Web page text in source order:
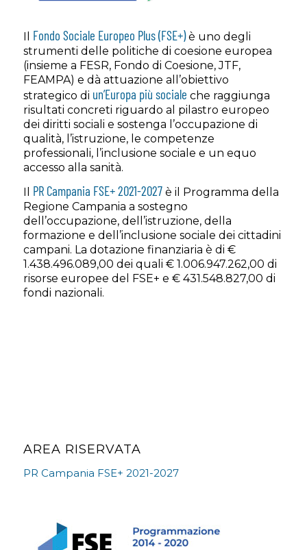
Il Fondo Sociale Europeo Plus (FSE+)è uno degli
strumenti delle politiche di coesione europea
(insieme a FESR, Fondo di Coesione, JTF,
FEAMPA) e dà attuazione all’obiettivo
strategico di un’Europa più sociale che raggiunga
risultati concreti riguardo al pilastro europeo
dei diritti sociali e sostenga l’occupazione di
qualità, l’istruzione, le competenze
professionali, l’inclusione sociale e un equo
accesso alla sanità.
PR Campania FSE+ 2021-2027è il Programma della
Regione Campania a sostegno
dell’occupazione, dell’istruzione, della
formazione e dell’inclusione sociale dei cittadini
campani. La dotazione finanziaria è di €
1.438.496.089,00 dei quali € 1.006.947.262,00 di
risorse europee del FSE+ e € 431.548.827,00 di
fondi nazionali.
AREA RISERVATA
PR Campania FSE+ 2021-2027